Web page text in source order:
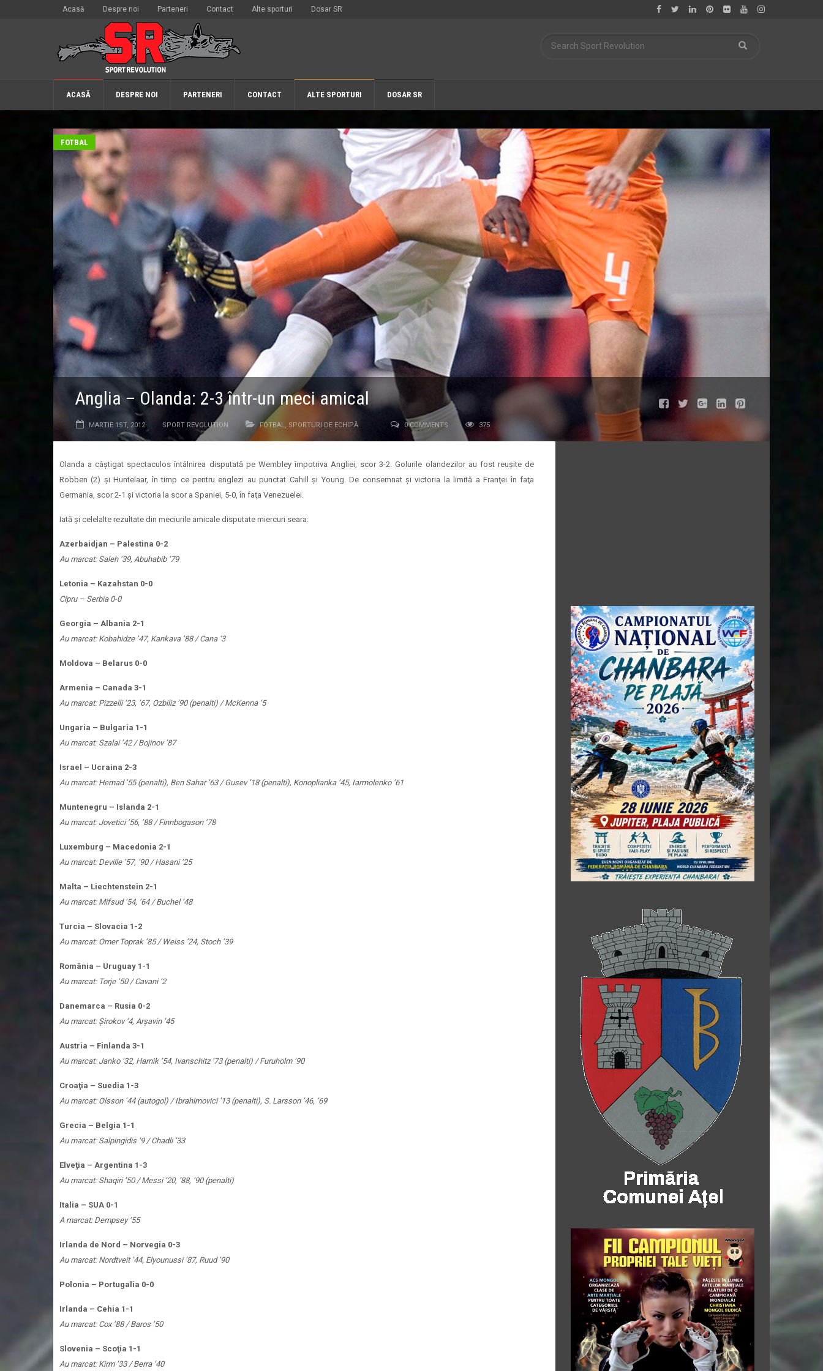
Acasă Despre noi Parteneri Contact Alte sporturi Dosar SR
ACASĂ DESPRE NOI PARTENERI CONTACT ALTE SPORTURI DOSAR SR
FOTBAL
Anglia – Olanda: 2-3 într-un meci amical
MARTIE 1ST, 2012 SPORT REVOLUTION FOTBAL SPORTURI DE ECHIPĂ 0 COMMENTS 375
Olanda a câştigat spectaculos întâlnirea disputată pe Wembley împotriva Angliei, scor 3-2. Golurile olandezilor au fost reuşite de
Robben (2) şi Huntelaar, în timp ce pentru englezi au punctat Cahill şi Young. De consemnat şi victoria la limită a Franţei în faţa
Germania, scor 2-1 şi victoria la scor a Spaniei, 5-0, în faţa Venezuelei.
Iată şi celelalte rezultate din meciurile amicale disputate miercuri seara:
Azerbaidjan – Palestina 0-2
Au marcat: Saleh ’39, Abuhabib ’79
Letonia – Kazahstan 0-0
Cipru – Serbia 0-0
Georgia – Albania 2-1
Au marcat: Kobahidze ’47, Kankava ’88 / Cana ‘3
Moldova – Belarus 0-0
Armenia – Canada 3-1
Au marcat: Pizzelli ’23, ’67, Ozbiliz ’90 (penalti) / McKenna ‘5
Ungaria – Bulgaria 1-1
Au marcat: Szalai ’42 / Bojinov ’87
Israel – Ucraina 2-3
Au marcat: Hemad ’55 (penalti), Ben Sahar ’63 / Gusev ’18 (penalti), Konoplianka ’45, Iarmolenko ’61
Muntenegru – Islanda 2-1
Au marcat: Jovetici ’56, ’88 / Finnbogason ’78
Luxemburg – Macedonia 2-1
Au marcat: Deville ’57, ’90 / Hasani ’25
Malta – Liechtenstein 2-1
Au marcat: Mifsud ’54, ’64 / Buchel ’48
Turcia – Slovacia 1-2
Au marcat: Omer Toprak ’85 / Weiss ’24, Stoch ’39
România – Uruguay 1-1
Au marcat: Torje ’50 / Cavani ‘2
Danemarca – Rusia 0-2
Au marcat: Şirokov ‘4, Arşavin ’45
Austria – Finlanda 3-1
Au marcat: Janko ’32, Harnik ’54, Ivanschitz ’73 (penalti) / Furuholm ’90
Croaţia – Suedia 1-3
Au marcat: Olsson ’44 (autogol) / Ibrahimovici ’13 (penalti), S. Larsson ’46, ’69
Grecia – Belgia 1-1
Au marcat: Salpingidis ‘9 / Chadli ’33
Elveţia – Argentina 1-3
Au marcat: Shaqiri ’50 / Messi ’20, ’88, ’90 (penalti)
Italia – SUA 0-1
A marcat: Dempsey ’55
Irlanda de Nord – Norvegia 0-3
Au marcat: Nordtveit ’44, Elyounussi ’87, Ruud ’90
Polonia – Portugalia 0-0
Irlanda – Cehia 1-1
Au marcat: Cox ’88 / Baros ’50
Slovenia – Scoţia 1-1
Au marcat: Kirm ’33 / Berra ’40